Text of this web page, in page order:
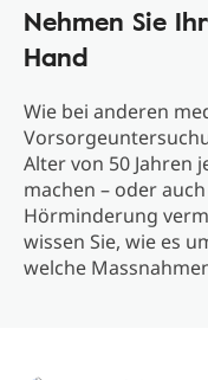
Nehmen Sie
Hand
Wie bei anderen
Alter von 50 Jahren
machen – oder
Hörminderung
wissen Sie, wie es
welche